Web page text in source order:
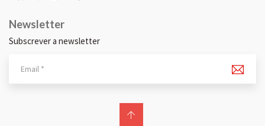
Newsletter
Subscrever a newsletter